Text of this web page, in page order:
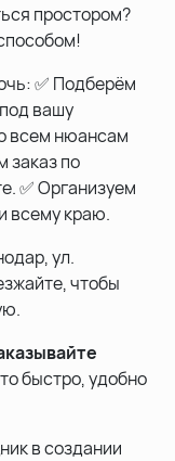
простором?
✅ Подберём
вашу
всем нюансам
заказ по
✅ Организуем
всему краю.
ул.
чтобы
быстро, удобно
в создании